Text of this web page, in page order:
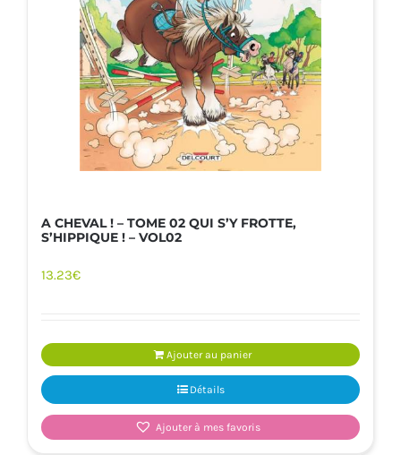
A CHEVAL ! – TOME 02 QUI S’Y FROTTE,
S’HIPPIQUE ! – VOL02
13.23€
Ajouter au panier
Détails
Ajouter à mes favoris